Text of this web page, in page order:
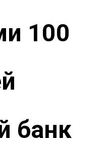
100
банк